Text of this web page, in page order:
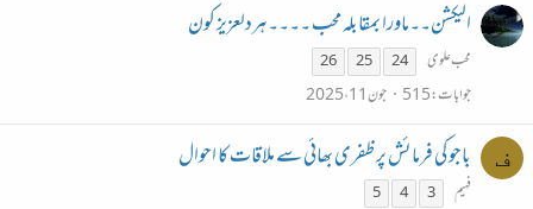
الیکشن۔۔ماورا بمقابلہ محب ۔۔۔۔ہردلعزیز کون
محب علوی 24
25
26
جوابات 515 جون 11، 2025
ف باجو کی فرمائش پر ظفری بھائی سے ملاقات کا احوال
فہیم 3
4
5